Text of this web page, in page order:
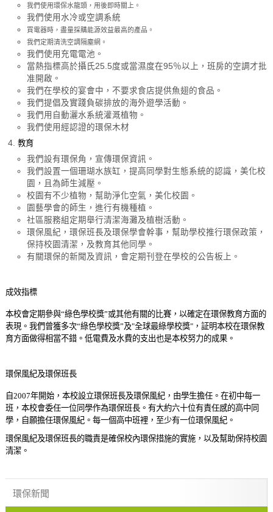
我們使用環保水龍頭，用後即時關上。
我們使用水冷或空調系統
買電器時，盡量採購能源效益最高的產品。
我們定期清洗空調隔塵網。
我們使用充電電池。
當熱指標高於攝氏25.5度或當濕度在95％以上，班房的空調才批
准開啟。
我們在學校的宴會中，不要求食店提供魚翅的食品。
我們提倡及實踐負碳排放的海外遊學活動。
我們用自動灑水系統灌溉植物。
我們使用經認證的環保木材
教育
我們設有環保角，宣傳環保資訊。
我們設置一個珊瑚水族缸，提高同學對生態系統的認識，美化校
園，且為師生減壓。
校園有不少植物，幫助淨化空氣，美化校園。
園藝學會的師生，進行有機種植。
社區服務組定期舉行清潔海灘及植樹活動。
環保風紀，環保班長及環保學會幹事，幫助學校推行環保政策，
保持校園清潔，及教育其他同學。
有關環保的新聞及資訊，會定期刊登在學校的公告板上。
成效指標
本校會定期參與“綠色學校獎”或其他有關的比賽，以確定在環保教育方面的
表現。我們曾獲多次“綠色學校獎”及"全球最綠學校獎"，証明本校在環保教
育方面做得相當不錯。低電費及水費的支出也是本校努力的成果。
環保風紀及環保班長
自2007年開始，本校設立環保班長及環保風紀，由學生擔任。在初中每一
班，本校會委任一位同學作為環保班長。有大約六十位有責任感的高中同
學，自願擔任環保風紀。每一個高中班裡，至少有一位環保風紀。
環保風紀及環保班長的職責是確保校內環保措施的實施，以及幫助保持校園
清潔。
環保新聞